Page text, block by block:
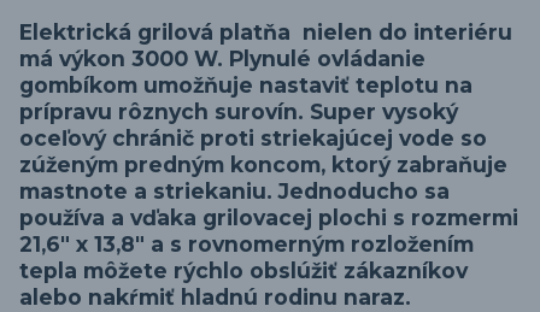
Elektrická grilová platňa nielen do interiéru
má výkon 3000 W. Plynulé ovládanie
gombíkom umožňuje nastaviť teplotu na
prípravu rôznych surovín. Super vysoký
oceľový chránič proti striekajúcej vode so
zúženým predným koncom, ktorý zabraňuje
mastnote a striekaniu. Jednoducho sa
používa a vďaka grilovacej plochi s rozmermi
21,6" x 13,8" a s rovnomerným rozložením
tepla môžete rýchlo obslúžiť zákazníkov
alebo nakŕmiť hladnú rodinu naraz.